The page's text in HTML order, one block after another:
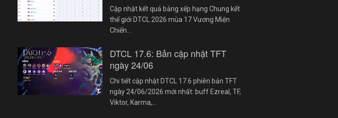
Cập nhật kết quả bảng xếp hạng Chung kết
thế giới DTCL 2026 mùa 17 Vương Miện
Chiến…
DTCL 17.6: Bản cập nhật TFT
ngày 24/06
Chi tiết cập nhật DTCL 17.6 phiên bản TFT
ngày 24/06/2026 mới nhất: buff Ezreal, TF,
Viktor, Karma,…